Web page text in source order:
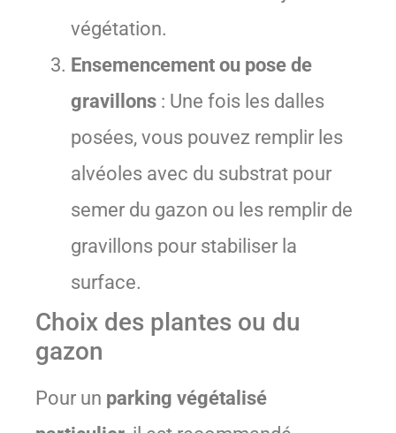
végétation.
Ensemencement ou pose de
gravillons : Une fois les dalles
posées, vous pouvez remplir les
alvéoles avec du substrat pour
semer du gazon ou les remplir de
gravillons pour stabiliser la
surface.
Choix des plantes ou du
gazon
Pour un parking végétalisé